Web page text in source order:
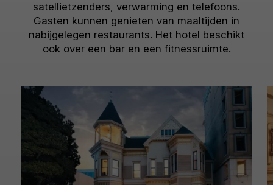
satellietzenders, verwarming en telefoons.
Gasten kunnen genieten van maaltijden in
nabijgelegen restaurants. Het hotel beschikt
ook over een bar en een fitnessruimte.